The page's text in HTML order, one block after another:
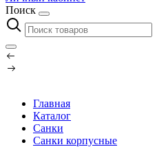
Поиск
Главная
Каталог
Санки
Санки корпусные